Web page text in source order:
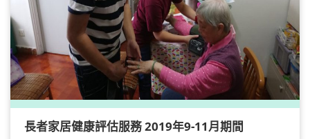
長者家居健康評估服務 2019年9-11月期間